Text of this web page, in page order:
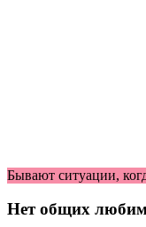
Бывают ситуации,
Нет общих